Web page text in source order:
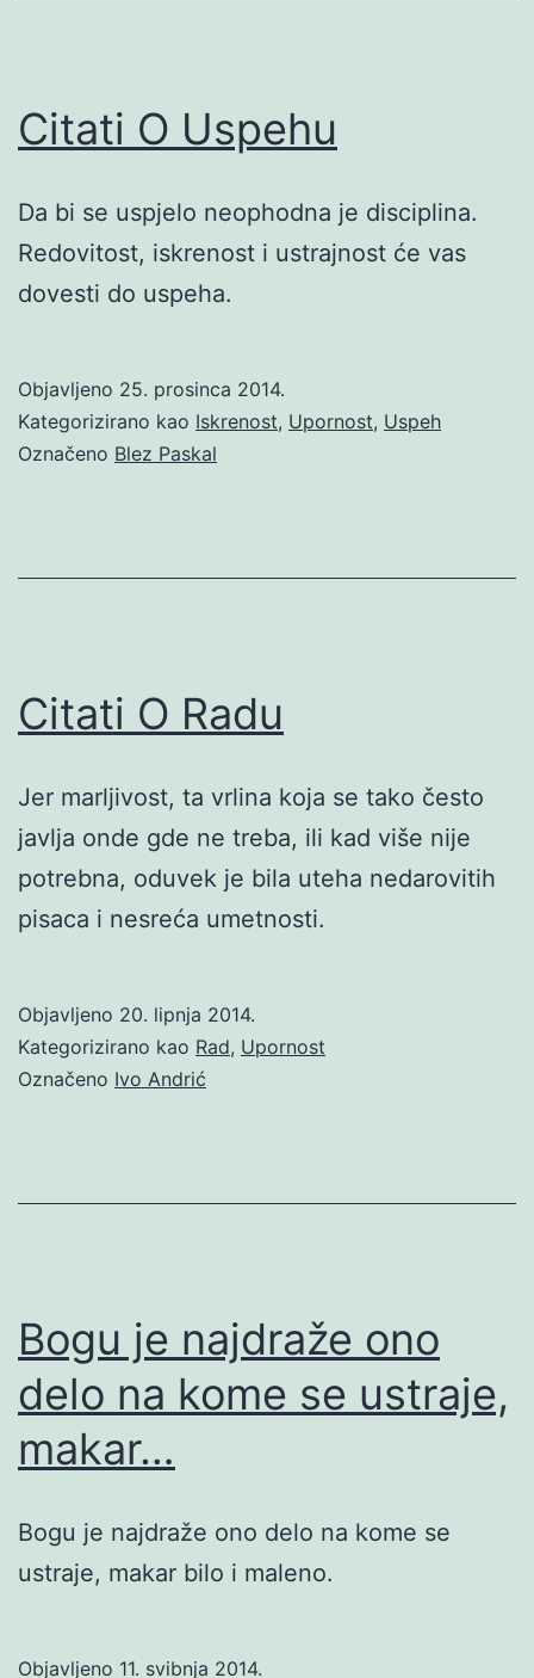
Citati O Uspehu
Da bi se uspjelo neophodna je disciplina.
Redovitost, iskrenost i ustrajnost će vas
dovesti do uspeha.
Objavljeno 25. prosinca 2014.
Kategorizirano kao Iskrenost, Upornost, Uspeh
Označeno Blez Paskal
Citati O Radu
Jer marljivost, ta vrlina koja se tako često
javlja onde gde ne treba, ili kad više nije
potrebna, oduvek je bila uteha nedarovitih
pisaca i nesreća umetnosti.
Objavljeno 20. lipnja 2014.
Kategorizirano kao Rad, Upornost
Označeno Ivo Andrić
Bogu je najdraže ono
delo na kome se ustraje,
makar…
Bogu je najdraže ono delo na kome se
ustraje, makar bilo i maleno.
Objavljeno 11. svibnja 2014.